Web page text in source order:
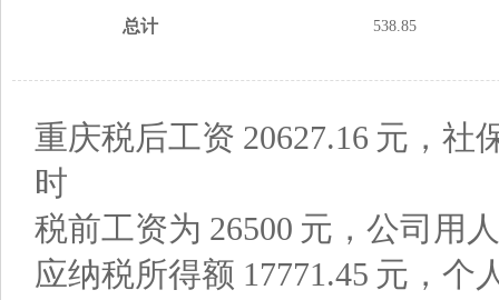
总计 538.85
重庆税后工资 20627.16 元，社
时
税前工资为 26500 元，公司用
应纳税所得额 17771.45 元，个